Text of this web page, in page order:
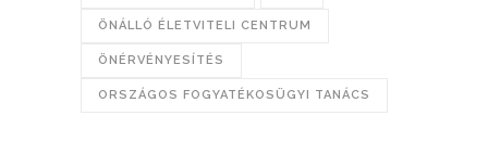
ÖNÁLLÓ ÉLETVITELI CENTRUM
ÖNÉRVÉNYESÍTÉS
ORSZÁGOS FOGYATÉKOSÜGYI TANÁCS